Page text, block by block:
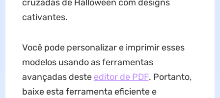
cruzadas de Halloween com designs
cativantes.
Você pode personalizar e imprimir esses
modelos usando as ferramentas
avançadas deste editor de PDF. Portanto,
baixe esta ferramenta eficiente e